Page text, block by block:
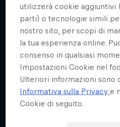
utilizzerà cookie aggiuntivi
parti) o tecnologie simili
nostro sito, per scopi di
la tua esperienza online.
consenso in qualsiasi
Impostazioni Cookie nel
Ulteriori informazioni sono
Informativa sulla Privacye
Cookie di seguito.